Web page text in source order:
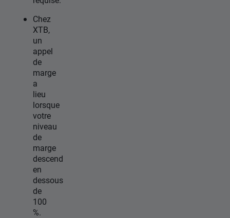
Chez
XTB,
un
appel
de
marge
a
lieu
lorsque
votre
niveau
de
marge
descend
en
dessous
de
100
%.